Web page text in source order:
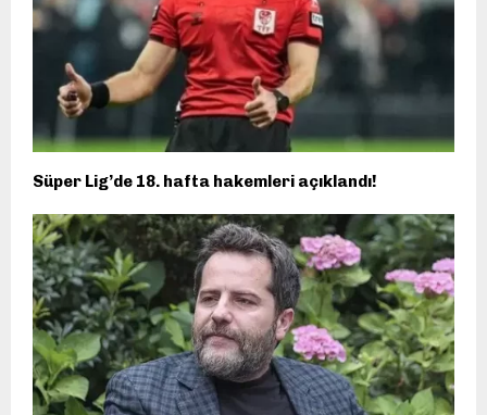
Süper Lig’de 18. hafta hakemleri açıklandı!